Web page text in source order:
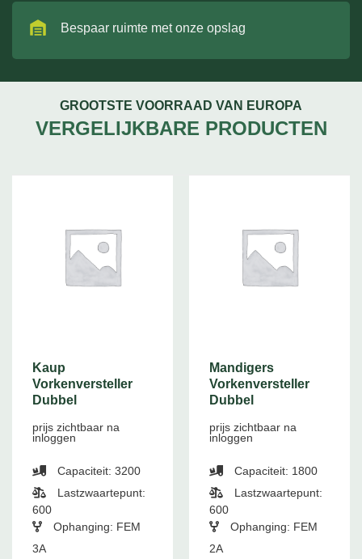
Bespaar ruimte met onze opslag
GROOTSTE VOORRAAD VAN EUROPA
VERGELIJKBARE PRODUCTEN
Kaup
Vorkenversteller
Dubbel
prijs zichtbaar na
inloggen
Capaciteit: 3200
Lastzwaartepunt:
600
Ophanging: FEM
3A
Mandigers
Vorkenversteller
Dubbel
prijs zichtbaar na
inloggen
Capaciteit: 1800
Lastzwaartepunt:
600
Ophanging: FEM
2A